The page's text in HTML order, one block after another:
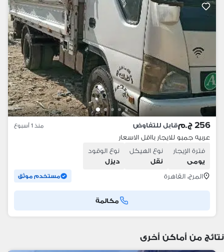
256 ج.م قابل للتفاوض منذ 1 أسبوع
عربيه جمبو للايجار بااقل الاسعار
فترة الإيجار
يومى
نوع الهيكل
نقل
نوع الوقود
ديزل
المرج، القاهرة
مستخدم موثق
مكالمة
نتائج من أماكن أخرى